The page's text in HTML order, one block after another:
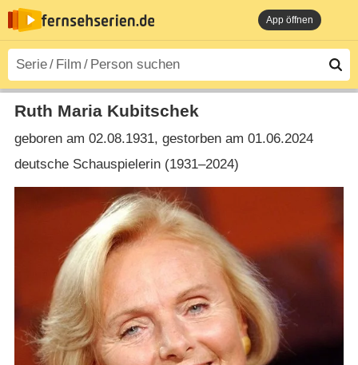
App öffnen
Ruth Maria Kubitschek
geboren am 02.08.1931, gestorben am 01.06.2024
deutsche Schauspielerin (1931⁠–⁠2024)